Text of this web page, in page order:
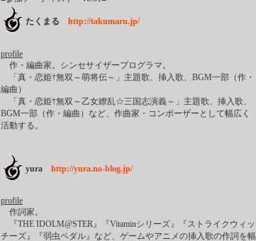
たくまる http://takumaru.jp/
profile
作・編曲家。シンセサイザープログラマ。
「真・恋姫†無双～萌将伝～」主題歌、挿入歌、BGM一部（作・
編曲）
「真・恋姫†無双～乙女繚乱☆三国志演義～」主題歌、挿入歌、
BGM一部（作・編曲）など、作曲家・コンポーザーとして幅広く
活動する。
yura http://yura.no-blog.jp/
profile
作詞家。
『THE IDOLM@STER』『Vitaminシリーズ』『ストライクウィッ
チーズ』『弱虫ペダル』など、ゲームやアニメの挿入歌の作詞を幅